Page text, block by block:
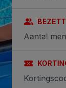
Aantal